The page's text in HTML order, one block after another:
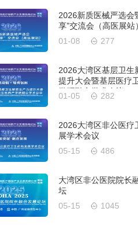
2026新质医械严选会
享”交流会（高医展站）
01-08
277
2026大湾区基层卫生
提升大会暨基层医疗
学研融合学术会议
01-05 282
2026大湾区非公医疗
展学术会议
05-15
486
大湾区非公医院院长
坛
05-15
1045